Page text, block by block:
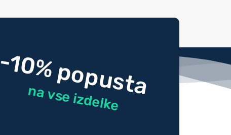
-10% popusta
na vse izdelke